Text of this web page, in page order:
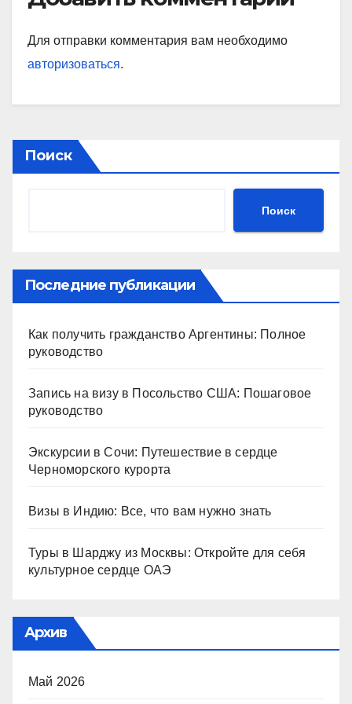
Для отправки комментария вам необходимо
авторизоваться.
Поиск
Поиск
Последние публикации
Как получить гражданство Аргентины: Полное
руководство
Запись на визу в Посольство США: Пошаговое
руководство
Экскурсии в Сочи: Путешествие в сердце
Черноморского курорта
Визы в Индию: Все, что вам нужно знать
Туры в Шарджу из Москвы: Откройте для себя
культурное сердце ОАЭ
Архив
Май 2026